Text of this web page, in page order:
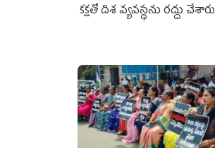
కక్షతో దిశ వ్య‌వ‌స్థ‌ను రద్దు చేశారు